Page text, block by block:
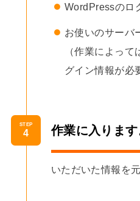
WordPressのロ
お使いのサーバ
（作業によっ
グイン情報が必
STEP 作業に入ります
いただいた情報を